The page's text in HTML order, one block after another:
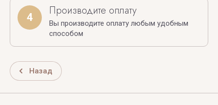
4 Производите оплату
Вы производите оплату любым удобным
способом
Назад